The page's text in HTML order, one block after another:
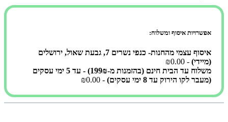
אפשרויות איסוף ומשלוח:
איסוף עצמי מהחנות- כנפי נשרים 7, גבעת שאול, ירושלים
(מיידי) - ₪0.00
משלוח עד הבית חינם (בהזמנות מ-199₪) - עד 5 ימי עסקים
(מעבר לקו הירוק עד 8 ימי עסקים)
- ₪0.00